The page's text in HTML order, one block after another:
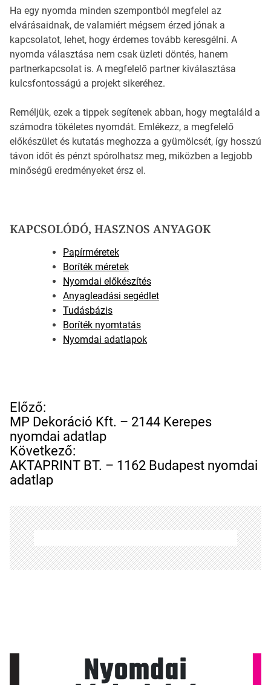
Ha egy nyomda minden szempontból megfelel az
elvárásaidnak, de valamiért mégsem érzed jónak a
kapcsolatot, lehet, hogy érdemes tovább keresgélni. A
nyomda választása nem csak üzleti döntés, hanem
partnerkapcsolat is. A megfelelő partner kiválasztása
kulcsfontosságú a projekt sikeréhez.
Reméljük, ezek a tippek segítenek abban, hogy megtaláld a
számodra tökéletes nyomdát. Emlékezz, a megfelelő
előkészület és kutatás meghozza a gyümölcsét, így hosszú
távon időt és pénzt spórolhatsz meg, miközben a legjobb
minőségű eredményeket érsz el.
KAPCSOLÓDÓ, HASZNOS ANYAGOK
Papírméretek
Boríték méretek
Nyomdai előkészítés
Anyagleadási segédlet
Tudásbázis
Boríték nyomtatás
Nyomdai adatlapok
B
e
j
e
g
y
z
é
s
n
a
v
ó
Előző:
MP Dekoráció Kft. – 2144 Kerepes
nyomdai adatlap
Következő:
AKTAPRINT BT. – 1162 Budapest nyomdai
adatlap